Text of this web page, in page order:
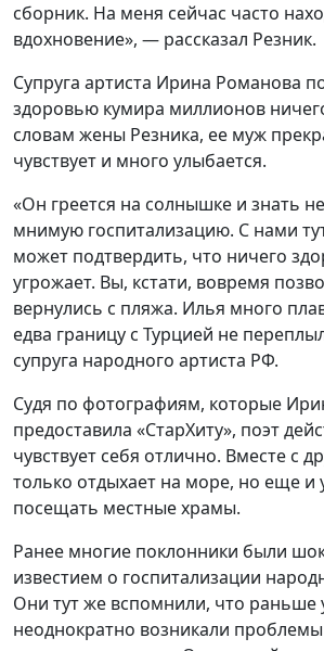
сборник. На меня сейчас часто
вдохновение», — рассказал Резник.
Супруга артиста Ирина Романова
здоровью кумира миллионов
словам жены Резника, ее муж
чувствует и много улыбается.
«Он греется на солнышке и знать
мнимую госпитализацию. С нами
может подтвердить, что ничего
угрожает. Вы, кстати, вовремя
вернулись с пляжа. Илья много
едва границу с Турцией не
супруга народного артиста РФ.
Судя по фотографиям, которые
предоставила «СтарХиту», поэт
чувствует себя отлично. Вместе с
только отдыхает на море, но еще и
посещать местные храмы.
Ранее многие поклонники были
известием о госпитализации
Они тут же вспомнили, что раньше
неоднократно возникали